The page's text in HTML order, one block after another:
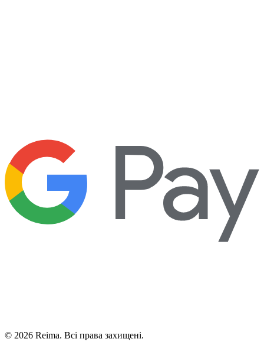
© 2026 Reima. Всі права захищені.